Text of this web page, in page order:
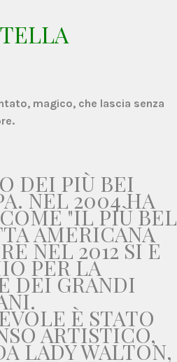
magico, che lascia senza
DEI PIÙ BEI
NEL 2004 HA
"IL PIÙ BEL
AMERICANA
NEL 2012 SI È
PER LA
DEI GRANDI
È STATO
ARTISTICO,
LADY WALTON,